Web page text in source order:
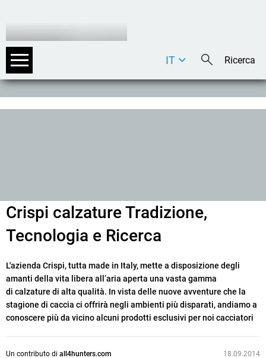
DE
IT
Crispi calzature Tradizione,
Tecnologia e Ricerca
L'azienda Crispi, tutta made in Italy, mette a disposizione degli
amanti della vita libera all’aria aperta una vasta gamma
di calzature di alta qualità. In vista delle nuove avventure che la
stagione di caccia ci offrirà negli ambienti più disparati, andiamo a
conoscere più da vicino alcuni prodotti esclusivi per noi cacciatori
Un contributo di all4hunters.com 18.09.2014